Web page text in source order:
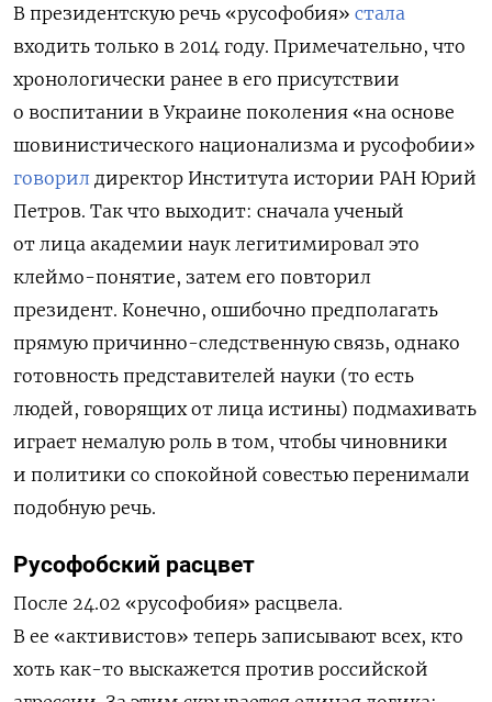
В президентскую речь «русофобия» стала
входить только в 2014 году. Примечательно, что
хронологически ранее в его присутствии
о воспитании в Украине поколения «на основе
шовинистического национализма и русофобии»
говорил директор Института истории РАН Юрий
Петров. Так что выходит: сначала ученый
от лица академии наук легитимировал это
клеймо-понятие, затем его повторил
президент. Конечно, ошибочно предполагать
прямую причинно-следственную связь, однако
готовность представителей науки (то есть
людей, говорящих от лица истины) подмахивать
играет немалую роль в том, чтобы чиновники
и политики со спокойной совестью перенимали
подобную речь.
Русофобский расцвет
После 24.02 «русофобия» расцвела.
В ее «активистов» теперь записывают всех, кто
хоть как-то выскажется против российской